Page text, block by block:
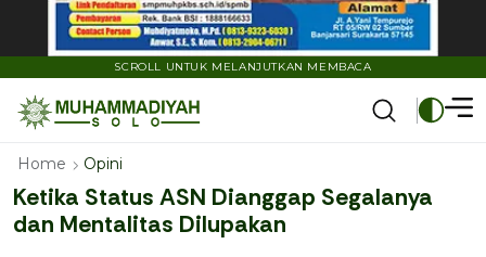
SCROLL UNTUK MELANJUTKAN MEMBACA
Home Opini
Ketika Status ASN Dianggap Segalanya
dan Mentalitas Dilupakan